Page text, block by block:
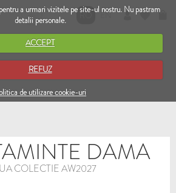
a urmari vizitele pe site-ul nostru. Nu pastram
detalii personale.
ACCEPT
REFUZ
de utilizare cookie-uri
RO EN
DAMA
COLECTIE AW2027